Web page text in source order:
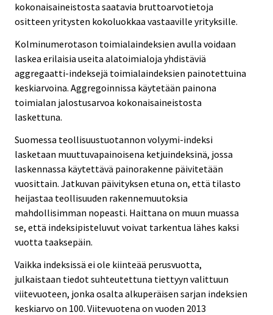
kokonaisaineistosta saatavia bruttoarvotietoja
ositteen yritysten kokoluokkaa vastaaville yrityksille.
Kolminumerotason toimialaindeksien avulla voidaan
laskea erilaisia useita alatoimialoja yhdistäviä
aggregaatti-indeksejä toimialaindeksien painotettuina
keskiarvoina. Aggregoinnissa käytetään painona
toimialan jalostusarvoa kokonaisaineistosta
laskettuna.
Suomessa teollisuustuotannon volyymi-indeksi
lasketaan muuttuvapainoisena ketjuindeksinä, jossa
laskennassa käytettävä painorakenne päivitetään
vuosittain. Jatkuvan päivityksen etuna on, että tilasto
heijastaa teollisuuden rakennemuutoksia
mahdollisimman nopeasti. Haittana on muun muassa
se, että indeksipisteluvut voivat tarkentua lähes kaksi
vuotta taaksepäin.
Vaikka indeksissä ei ole kiinteää perusvuotta,
julkaistaan tiedot suhteutettuna tiettyyn valittuun
viitevuoteen, jonka osalta alkuperäisen sarjan indeksien
keskiarvo on 100. Viitevuotena on vuoden 2013